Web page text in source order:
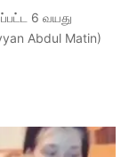
6 வயது
Abdul Matin)